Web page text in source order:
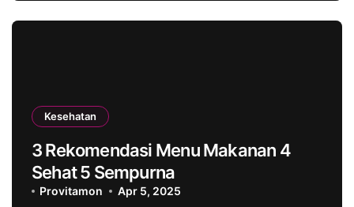
Kesehatan
3 Rekomendasi Menu Makanan 4
Sehat 5 Sempurna
Provitamon Apr 5, 2025